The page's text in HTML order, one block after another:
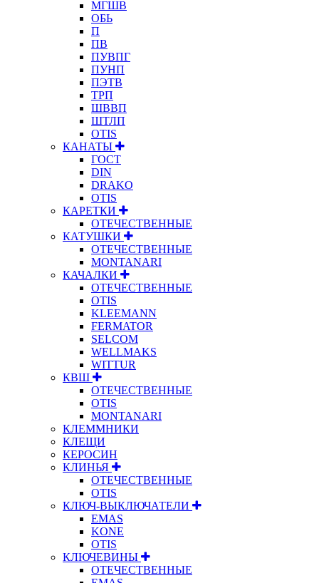
МГШВ
ОБЬ
П
ПВ
ПУВПГ
ПУНП
ПЭТВ
ТРП
ШВВП
ШТЛП
OTIS
КАНАТЫ
ГОСТ
DIN
DRAKO
OTIS
КАРЕТКИ
ОТЕЧЕСТВЕННЫЕ
КАТУШКИ
ОТЕЧЕСТВЕННЫЕ
MONTANARI
КАЧАЛКИ
ОТЕЧЕСТВЕННЫЕ
OTIS
KLEEMANN
FERMATOR
SELCOM
WELLMAKS
WITTUR
КВШ
ОТЕЧЕСТВЕННЫЕ
OTIS
MONTANARI
КЛЕММНИКИ
КЛЕЩИ
КЕРОСИН
КЛИНЬЯ
ОТЕЧЕСТВЕННЫЕ
OTIS
КЛЮЧ-ВЫКЛЮЧАТЕЛИ
EMAS
KONE
OTIS
КЛЮЧЕВИНЫ
ОТЕЧЕСТВЕННЫЕ